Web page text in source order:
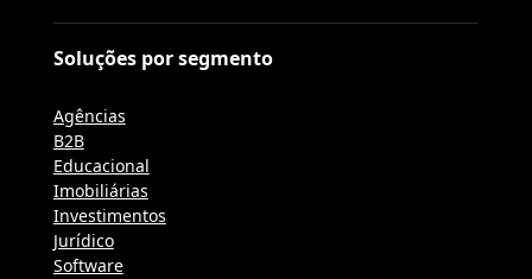
Soluções por segmento
Agências
B2B
Educacional
Imobiliárias
Investimentos
Jurídico
Software